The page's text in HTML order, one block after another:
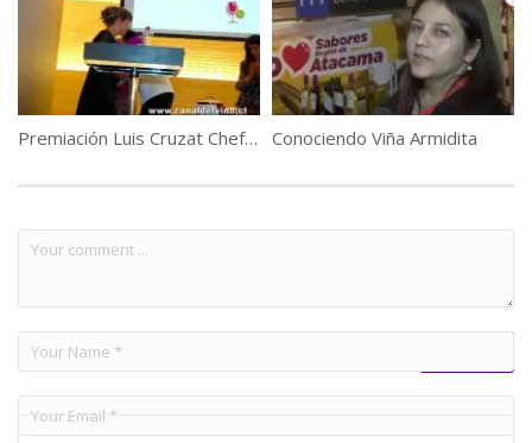
Premiación Luis Cruzat Chef Revelación 2011 Conociendo Viña Armidita